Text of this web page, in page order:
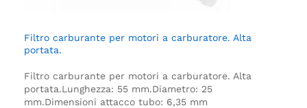
Filtro carburante per motori a carburatore. Alta
portata.
Filtro carburante per motori a carburatore. Alta
portata.Lunghezza: 55 mm.Diametro: 25
mm.Dimensioni attacco tubo: 6,35 mm